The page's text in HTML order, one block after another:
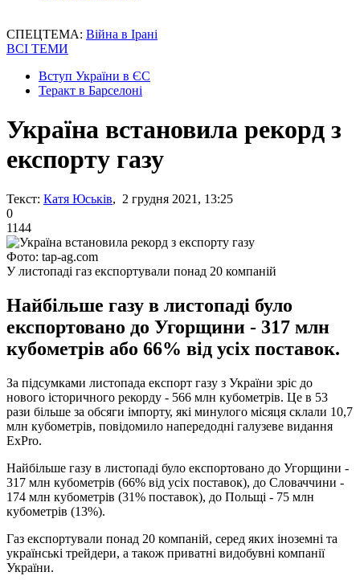
СПЕЦТЕМА: Війна в Ірані
ВСІ ТЕМИ
Вступ України в ЄС
Теракт в Барселоні
Україна встановила рекорд з
експорту газу
Текст: Катя Юськів, 2 грудня 2021, 13:25
0
1144
Фото: tap-ag.com
У листопаді газ експортували понад 20 компаній
Найбільше газу в листопаді було
експортовано до Угорщини - 317 млн
кубометрів або 66% від усіх поставок.
За підсумками листопада експорт газу з України зріс до
нового історичного рекорду - 566 млн кубометрів. Це в 53
рази більше за обсяги імпорту, які минулого місяця склали 10,7
млн ​​кубометрів, повідомило напередодні галузеве видання
ExPro.
Найбільше газу в листопаді було експортовано до Угорщини -
317 млн кубометрів (66% від усіх поставок), до Словаччини -
174 млн кубометрів (31% поставок), до Польщі - 75 млн
кубометрів (13%).
Газ експортували понад 20 компаній, серед яких іноземні та
українські трейдери, а також приватні видобувні компанії
України.